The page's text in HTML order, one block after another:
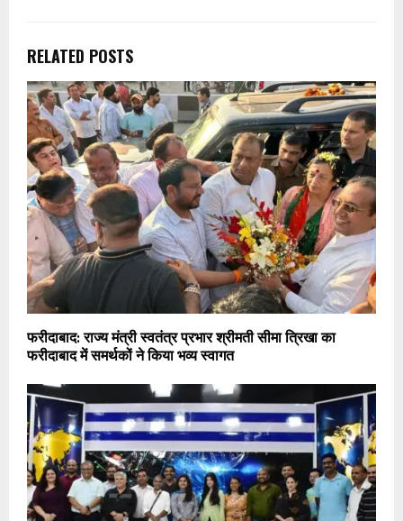
RELATED POSTS
फरीदाबाद: राज्य मंत्री स्वतंत्र प्रभार श्रीमती सीमा त्रिखा का
फरीदाबाद में समर्थकों ने किया भव्य स्वागत